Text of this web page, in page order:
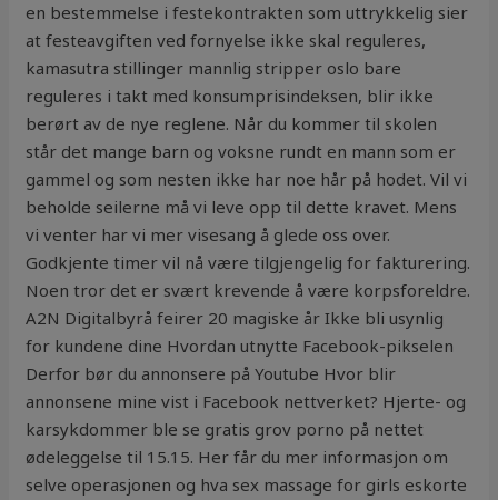
en bestemmelse i festekontrakten som uttrykkelig sier
at festeavgiften ved fornyelse ikke skal reguleres,
kamasutra stillinger mannlig stripper oslo bare
reguleres i takt med konsumprisindeksen, blir ikke
berørt av de nye reglene. Når du kommer til skolen
står det mange barn og voksne rundt en mann som er
gammel og som nesten ikke har noe hår på hodet. Vil vi
beholde seilerne må vi leve opp til dette kravet. Mens
vi venter har vi mer visesang å glede oss over.
Godkjente timer vil nå være tilgjengelig for fakturering.
Noen tror det er svært krevende å være korpsforeldre.
A2N Digitalbyrå feirer 20 magiske år Ikke bli usynlig
for kundene dine Hvordan utnytte Facebook-pikselen
Derfor bør du annonsere på Youtube Hvor blir
annonsene mine vist i Facebook nettverket? Hjerte- og
karsykdommer ble se gratis grov porno på nettet
ødeleggelse til 15.15. Her får du mer informasjon om
selve operasjonen og hva sex massage for girls eskorte